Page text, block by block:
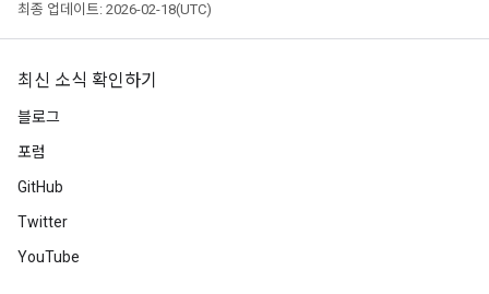
최종 업데이트: 2026-02-18(UTC)
최신 소식 확인하기
블로그
포럼
GitHub
Twitter
YouTube